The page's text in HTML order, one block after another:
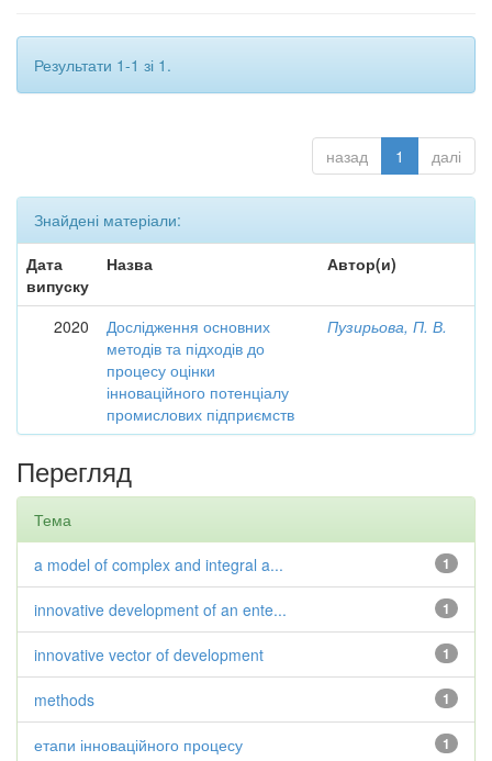
Результати 1-1 зі 1.
назад 1 далі
Знайдені матеріали:
Дата
випуску
Назва Автор(и)
2020
Дослідження основних
методів та підходів до
процесу оцінки
інноваційного потенціалу
промислових підприємств
Пузирьова, П. В.
Перегляд
Тема
1
a model of complex and integral a...
1
innovative development of an ente...
1
innovative vector of development
1
methods
1
етапи інноваційного процесу